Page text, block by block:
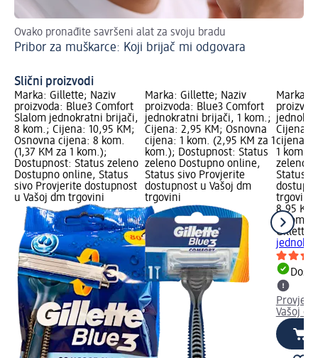
Ovako pronađite savršeni alat za svoju bradu
Pribor za muškarce: Koji brijač mi odgovara
Slični proizvodi
Marka: Gillette; Naziv
proizvoda: Blue3 Comfort
Slalom jednokratni brijači,
8 kom.; Cijena: 10,95 KM;
Osnovna cijena: 8 kom.
(1,37 KM za 1 kom.);
Dostupnost: Status zeleno
Dostupno online, Status
sivo Provjerite dostupnost
u Vašoj dm trgovini
Marka: Gillette; Naziv
proizvoda: Blue3 Comfort
jednokratni brijači, 1 kom.;
Cijena: 2,95 KM; Osnovna
cijena: 1 kom. (2,95 KM za 1
kom.); Dostupnost: Status
zeleno Dostupno online,
Status sivo Provjerite
dostupnost u Vašoj dm
trgovini
Marka:
Cijena:
cijena: 4
1 kom.);
zeleno
Status
trgovini
8,95 KM
4 kom.
Gillette
Vašoj